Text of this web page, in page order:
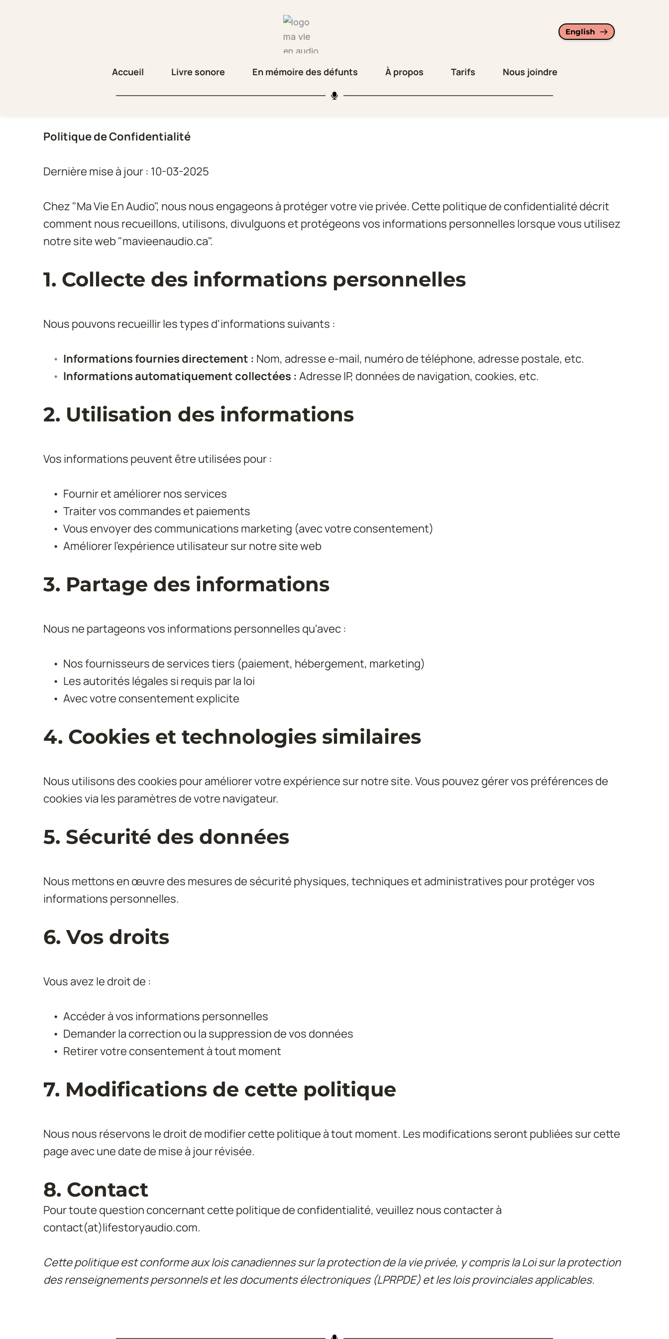
English
Accueil Livre sonore En mémoire des défunts À propos Tarifs Nous joindre
Politique de Confidentialité
Dernière mise à jour : 10-03-2025
Chez "Ma Vie En Audio", nous nous engageons à protéger votre vie privée. Cette politique de confidentialité décrit
comment nous recueillons, utilisons, divulguons et protégeons vos informations personnelles lorsque vous utilisez
notre site web "mavieenaudio.ca".
1. Collecte des informations personnelles
Nous pouvons recueillir les types d'informations suivants :
Informations fournies directement : Nom, adresse e-mail, numéro de téléphone, adresse postale, etc.
Informations automatiquement collectées : Adresse IP, données de navigation, cookies, etc.
2. Utilisation des informations
Vos informations peuvent être utilisées pour :
Fournir et améliorer nos services
Traiter vos commandes et paiements
Vous envoyer des communications marketing (avec votre consentement)
Améliorer l'expérience utilisateur sur notre site web
3. Partage des informations
Nous ne partageons vos informations personnelles qu'avec :
Nos fournisseurs de services tiers (paiement, hébergement, marketing)
Les autorités légales si requis par la loi
Avec votre consentement explicite
4. Cookies et technologies similaires
Nous utilisons des cookies pour améliorer votre expérience sur notre site. Vous pouvez gérer vos préférences de
cookies via les paramètres de votre navigateur.
5. Sécurité des données
Nous mettons en œuvre des mesures de sécurité physiques, techniques et administratives pour protéger vos
informations personnelles.
6. Vos droits
Vous avez le droit de :
Accéder à vos informations personnelles
Demander la correction ou la suppression de vos données
Retirer votre consentement à tout moment
7. Modifications de cette politique
Nous nous réservons le droit de modifier cette politique à tout moment. Les modifications seront publiées sur cette
page avec une date de mise à jour révisée.
8. Contact
Pour toute question concernant cette politique de confidentialité, veuillez nous contacter à
contact(at)lifestoryaudio.com.
Cette politique est conforme aux lois canadiennes sur la protection de la vie privée, y compris la Loi sur la protection
des renseignements personnels et les documents électroniques (LPRPDE) et les lois provinciales applicables.